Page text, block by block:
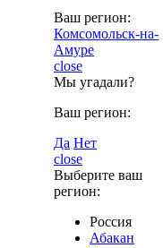
Ваш регион:
Комсомольск-на-
Амуре
close
Мы угадали?
Ваш регион:
Да Нет
close
Выберите ваш
регион:
Россия
Абакан